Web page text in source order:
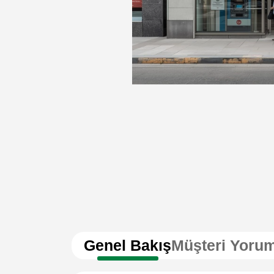
Genel BakışMüşteri